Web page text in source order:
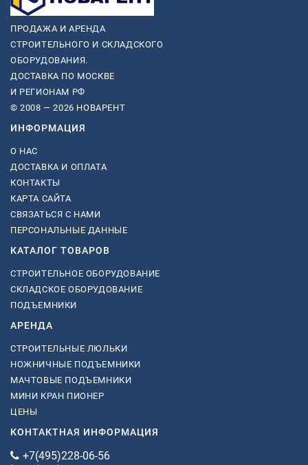
ПРОДАЖА И АРЕНДА
СТРОИТЕЛЬНОГО И СКЛАДСКОГО
ОБОРУДОВАНИЯ.
ДОСТАВКА ПО МОСКВЕ
И РЕГИОНАМ РФ
© 2008 — 2026 НОВАРЕНТ
ИНФОРМАЦИЯ
О НАС
ДОСТАВКА И ОПЛАТА
КОНТАКТЫ
КАРТА САЙТА
СВЯЗАТЬСЯ С НАМИ
ПЕРСОНАЛЬНЫЕ ДАННЫЕ
КАТАЛОГ ТОВАРОВ
СТРОИТЕЛЬНОЕ ОБОРУДОВАНИЕ
СКЛАДСКОЕ ОБОРУДОВАНИЕ
ПОДЪЕМНИКИ
АРЕНДА
СТРОИТЕЛЬНЫЕ ЛЮЛЬКИ
НОЖНИЧНЫЕ ПОДЪЕМНИКИ
МАЧТОВЫЕ ПОДЪЕМНИКИ
МИНИ КРАН ПИОНЕР
ЦЕНЫ
КОНТАКТНАЯ ИНФОРМАЦИЯ
+7(495)228-06-56